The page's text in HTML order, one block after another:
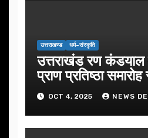
उत्तराखण्ड धर्म-संस्कृति
उत्तराखंड रण कंडयाल
प्राण प्रतिष्ठा
OCT 4, 2025 NEWS